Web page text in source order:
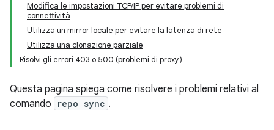
Modifica le impostazioni TCP/IP per evitare problemi di
connettività
Utilizza un mirror locale per evitare la latenza di rete
Utilizza una clonazione parziale
Risolvi gli errori 403 o 500 (problemi di proxy)
Questa pagina spiega come risolvere i problemi relativi al
comando
repo sync .